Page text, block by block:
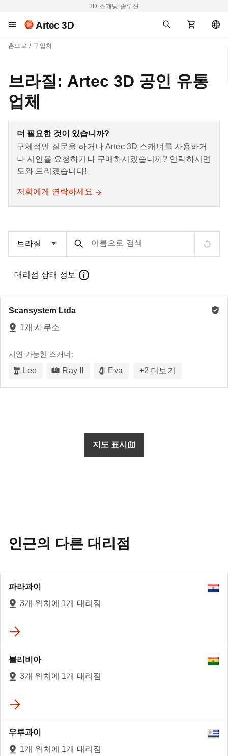
3D 스캐닝 솔루션
Artec 3D
홈으로 구입처
브라질: Artec 3D 공인 유통
업체
더 필요한 것이 있습니까?
구체적인 질문을 하거나 Artec 3D 스캐너를 사용하거
나 시연을 요청하거나 구매하시겠습니까? 연락하시면
도와 드리겠습니다!
저희에게 연락하세요
이름으로 검색
대리점 상태 정보
Scansystem Ltda
1개 사무소
시연 가능한 스캐너:
Leo Ray II Eva +2 더보기
지도 표시
인근의 다른 대리점
파라과이
3개 위치에 1개 대리점
볼리비아
3개 위치에 1개 대리점
우루과이
1개 위치에 1개 대리점